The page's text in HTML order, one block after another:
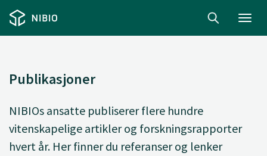
Publikasjoner
NIBIOs ansatte publisererflere hundre
vitenskapelige artikler og forskningsrapporter
hvert år. Her finner du referanser og lenker